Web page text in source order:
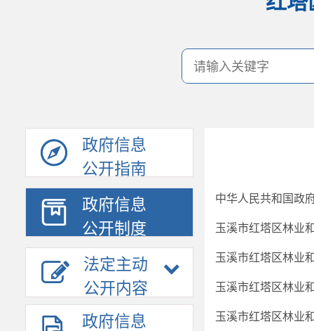
政府信息
公开指南
政府信息
公开制度
法定主动
公开内容
政府信息
中华人民共和国政
玉溪市红塔区林业
玉溪市红塔区林业
玉溪市红塔区林业
玉溪市红塔区林业